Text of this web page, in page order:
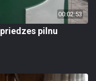
00:02:53
pilnu